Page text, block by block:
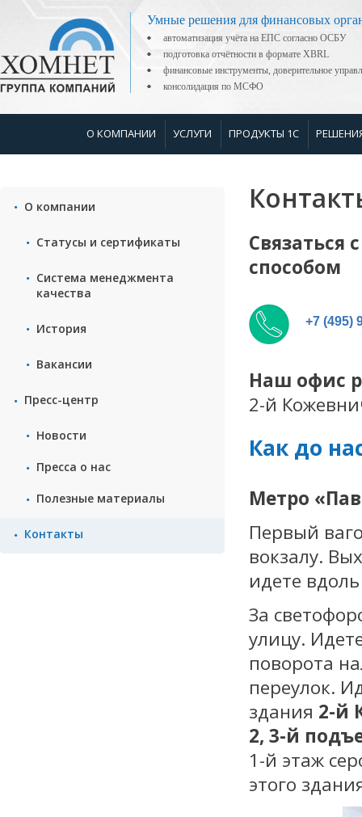
Умные решения для финансовых
автоматизация учёта на ЕПС согласно ОСБУ
подготовка отчётности в формате XBRL
финансовые инструменты, доверительное
консолидация по МСФО
О КОМПАНИИ УСЛУГИ ПРОДУКТЫ 1С
О компании
Статусы и сертификаты
Система менеджмента
качества
История
Вакансии
Пресс-центр
Новости
Пресса о нас
Полезные материалы
Контакты
способом
+7 (495)
Наш офис
2-й
Как до
Метро
Первый
вокзалу.
идете
За
улицу.
поворота
переулок.
здания 2-й
2, 3-й
1-й этаж
этого